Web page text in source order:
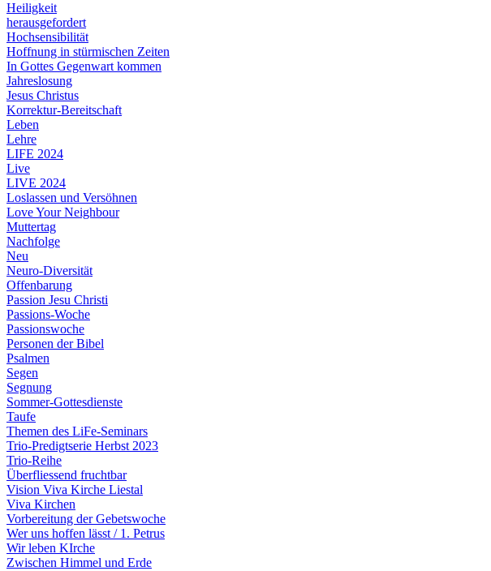
Heiligkeit
herausgefordert
Hochsensibilität
Hoffnung in stürmischen Zeiten
In Gottes Gegenwart kommen
Jahreslosung
Jesus Christus
Korrektur-Bereitschaft
Leben
Lehre
LIFE 2024
Live
LIVE 2024
Loslassen und Versöhnen
Love Your Neighbour
Muttertag
Nachfolge
Neu
Neuro-Diversität
Offenbarung
Passion Jesu Christi
Passions-Woche
Passionswoche
Personen der Bibel
Psalmen
Segen
Segnung
Sommer-Gottesdienste
Taufe
Themen des LiFe-Seminars
Trio-Predigtserie Herbst 2023
Trio-Reihe
Überfliessend fruchtbar
Vision Viva Kirche Liestal
Viva Kirchen
Vorbereitung der Gebetswoche
Wer uns hoffen lässt / 1. Petrus
Wir leben KIrche
Zwischen Himmel und Erde